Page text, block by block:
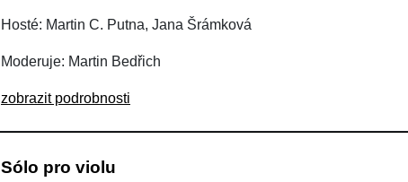
Hosté: Martin C. Putna, Jana Šrámková
Moderuje: Martin Bedřich
zobrazit podrobnosti
Sólo pro violu